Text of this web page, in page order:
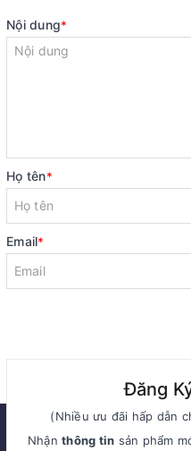
Nội dung*
Họ tên*
Email*
Đăng
(Nhiều ưu đãi hấp dẫn
Nhậnthông tin sản phẩm